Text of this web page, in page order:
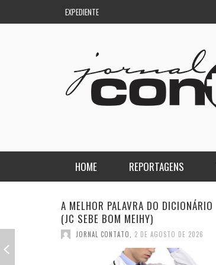
EXPEDIENTE
HOME REPORTAGENS
REGIONAL
DE PASSAGEM
A ESTRANHA VISITA DO “VAR” (JC
SEBE BOM MEIHY)
JORNAL CONTATO 26 DE JULHO DE 2026